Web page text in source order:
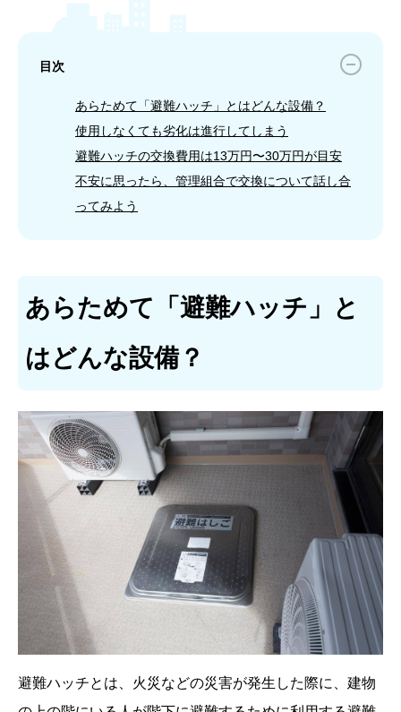
目次
あらためて「避難ハッチ」とはどんな設備？
使用しなくても劣化は進行してしまう
避難ハッチの交換費用は13万円〜30万円が目安
不安に思ったら、管理組合で交換について話し合
ってみよう
あらためて「避難ハッチ」と
はどんな設備？
避難ハッチとは、火災などの災害が発生した際に、建物